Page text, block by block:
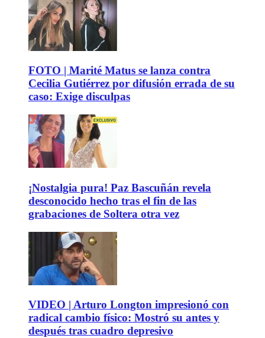
FOTO | Marité Matus se lanza contra
Cecilia Gutiérrez por difusión errada de su
caso: Exige disculpas
¡Nostalgia pura! Paz Bascuñán revela
desconocido hecho tras el fin de las
grabaciones de Soltera otra vez
VIDEO | Arturo Longton impresionó con
radical cambio físico: Mostró su antes y
después tras cuadro depresivo